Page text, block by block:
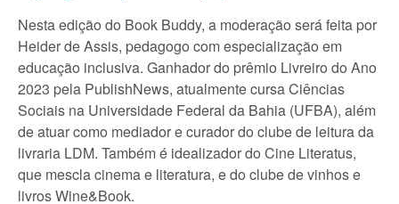
Nesta edição do Book Buddy, a moderação será feita por
Heider de Assis, pedagogo com especialização em
educação inclusiva. Ganhador do prêmio Livreiro do Ano
2023 pela PublishNews, atualmente cursa Ciências
Sociais na Universidade Federal da Bahia (UFBA), além
de atuar como mediador e curador do clube de leitura da
livraria LDM. Também é idealizador do Cine Literatus,
que mescla cinema e literatura, e do clube de vinhos e
livros Wine&Book.